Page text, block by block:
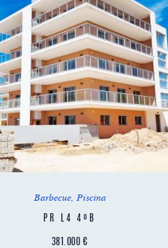
Barbecue, Piscina
PR L4 4ºB
381.000€